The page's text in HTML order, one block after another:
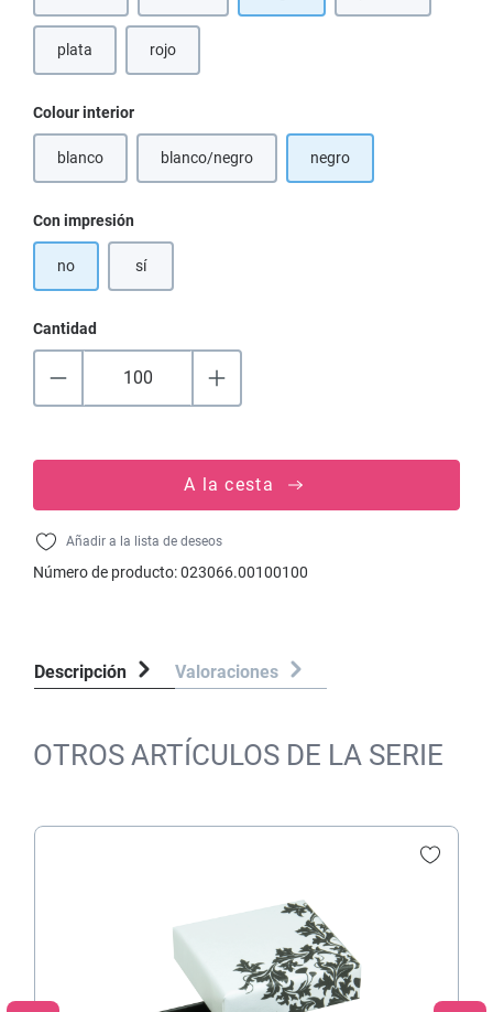
plata rojo
Seleccione
Colour interior
blanco(Esta opción no está disponible en este momento.)
blanco/negro
(Esta opción no está disponible en este
negro
Seleccione
Con impresión
no sí
Cantidad
A la cesta
Añadir a la lista de deseos
Número de producto:023066.00100100
Descripción Valoraciones
OTROS ARTÍCULOS DE LA SERIE